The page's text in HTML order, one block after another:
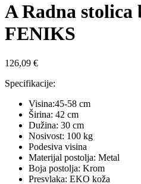
A Radna stolica
FENIKS
126,09 €
Specifikacije:
Visina:45-58 cm
Širina: 42 cm
Dužina: 30 cm
Nosivost: 100 kg
Podesiva visina
Materijal postolja: Metal
Boja postolja: Krom
Presvlaka: EKO koža